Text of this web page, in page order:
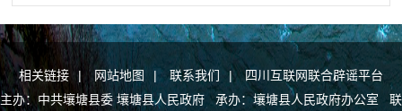
相关链接 | 网站地图 | 联系我们 |
四川互联网联合辟谣平台
主办：中共壤塘县委 壤塘县人民政府 承办：壤塘县人民政府办公室 联